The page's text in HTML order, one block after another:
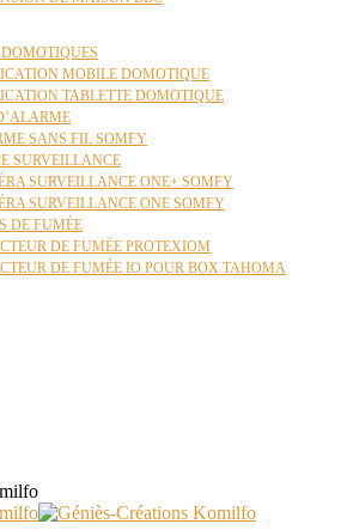
MOBILE DOMOTIQUE
TABLETTE DOMOTIQUE
SANS FIL SOMFY
SURVEILLANCE
SURVEILLANCE ONE+ SOMFY
SURVEILLANCE ONE SOMFY
DE FUMÉE
DE FUMÉE PROTEXIOM
DE FUMÉE IO POUR BOX TAHOMA